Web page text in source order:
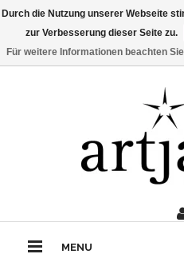
Rufe uns an:
MENU
Durch die Nutzung unserer Webseite
zur Verbesserung dieser Seite zu.
Für weitere Informationen beachten